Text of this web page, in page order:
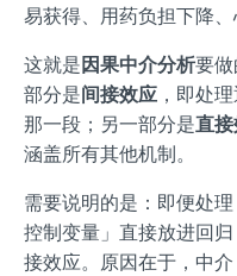
易获得、用药负担下降
这就是 因果中介分析要
部分是间接效应 ，即处
那一段；另一部分是直
涵盖所有其他机制。
需要说明的是：即便处理
控制变量」直接放进回
接效应。原因在于，中介